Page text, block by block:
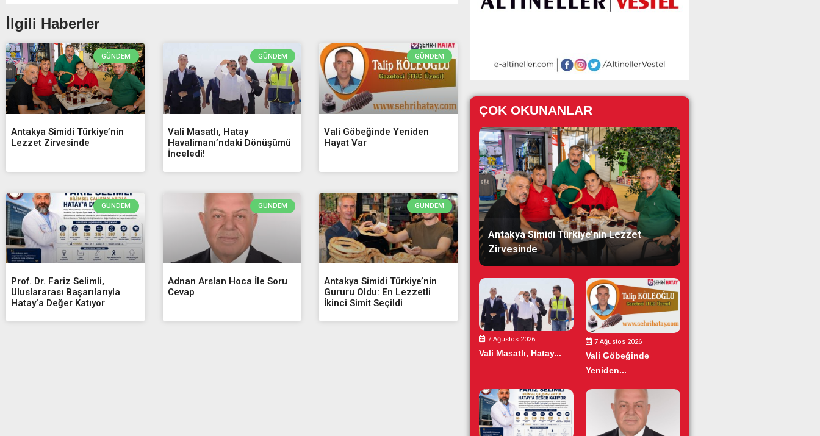
İlgili Haberler
GÜNDEM
Antakya Simidi Türkiye’nin
Lezzet Zirvesinde
GÜNDEM
Vali Masatlı, Hatay
Havalimanı’ndaki Dönüşümü
İnceledi!
GÜNDEM
Vali Göbeğinde Yeniden
Hayat Var
GÜNDEM
Prof. Dr. Fariz Selimli,
Uluslararası Başarılarıyla
Hatay’a Değer Katıyor
GÜNDEM
Adnan Arslan Hoca İle Soru
Cevap
GÜNDEM
Antakya Simidi Türkiye’nin
Gururu Oldu: En Lezzetli
İkinci Simit Seçildi
ÇOK OKUNANLAR
Antakya Simidi Türkiye’nin Lezzet
Zirvesinde
7 Ağustos 2026
Vali Masatlı, Hatay...
7 Ağustos 2026
Vali Göbeğinde
Yeniden...